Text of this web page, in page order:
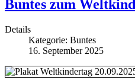
Buntes zum
Details
Kategorie: Buntes
16. September 2025